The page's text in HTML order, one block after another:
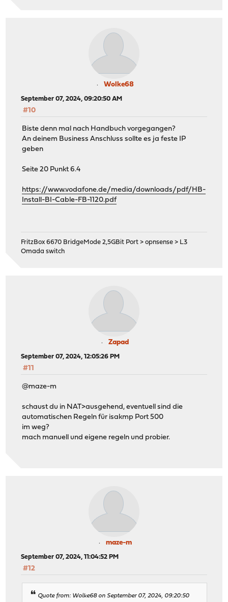
Wolke68
September 07, 2024, 09:20:50 AM
#10
Biste denn mal nach Handbuch vorgegangen?
An deinem Business Anschluss sollte es ja feste IP
geben
Seite 20 Punkt 6.4
https://www.vodafone.de/media/downloads/pdf/HB-
Install-BI-Cable-FB-1120.pdf
FritzBox 6670 BridgeMode 2,5GBit Port > opnsense > L3
Omada switch
Zapad
September 07, 2024, 12:05:26 PM
#11
@maze-m
schaust du in NAT>ausgehend, eventuell sind die
automatischen Regeln für isakmp Port 500
im weg?
mach manuell und eigene regeln und probier.
maze-m
September 07, 2024, 11:04:52 PM
#12
Quote from: Wolke68 on September 07, 2024, 09:20:50